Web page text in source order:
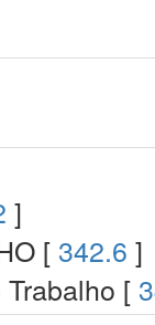
]
[ 342.6 ]
[